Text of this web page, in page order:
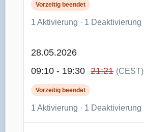
Vorzeitig beendet
1 Aktivierung · 1 Deaktivierung
28.05.2026
09:10 - 19:30 21:21 (CEST)
Vorzeitig beendet
1 Aktivierung · 1 Deaktivierung